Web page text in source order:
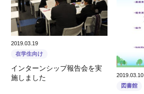
2019.03.19
在学生向け
インターンシップ報告会を実
施しました
2019.03.10
図書館